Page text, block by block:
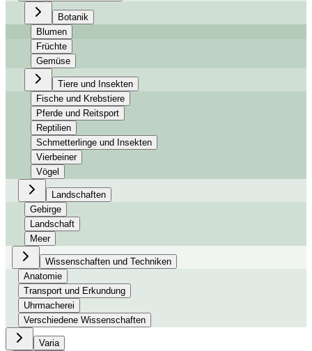
Botanik
Blumen
Früchte
Gemüse
Tiere und Insekten
Fische und Krebstiere
Pferde und Reitsport
Reptilien
Schmetterlinge und Insekten
Vierbeiner
Vögel
Landschaften
Gebirge
Landschaft
Meer
Wissenschaften und Techniken
Anatomie
Transport und Erkundung
Uhrmacherei
Verschiedene Wissenschaften
Varia